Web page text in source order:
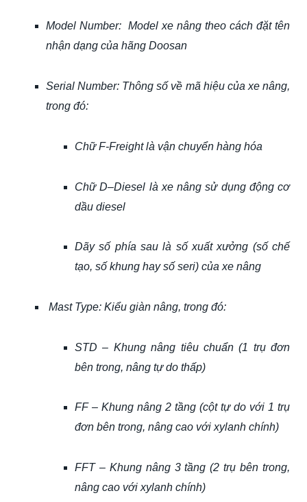
Model Number: Model xe nâng theo cách đặt tên
nhận dạng của hãng Doosan
Serial Number: Thông số về mã hiệu của xe nâng,
trong đó:
Chữ F-Freight là vận chuyển hàng hóa
Chữ D–Diesel là xe nâng sử dụng động cơ
dầu diesel
Dãy số phía sau là số xuất xưởng (số chế
tạo, số khung hay số seri) của xe nâng
Mast Type: Kiểu giàn nâng, trong đó:
STD – Khung nâng tiêu chuẩn (1 trụ đơn
bên trong, nâng tự do thấp)
FF – Khung nâng 2 tầng (cột tự do với 1 trụ
đơn bên trong, nâng cao với xylanh chính)
FFT – Khung nâng 3 tầng (2 trụ bên trong,
nâng cao với xylanh chính)